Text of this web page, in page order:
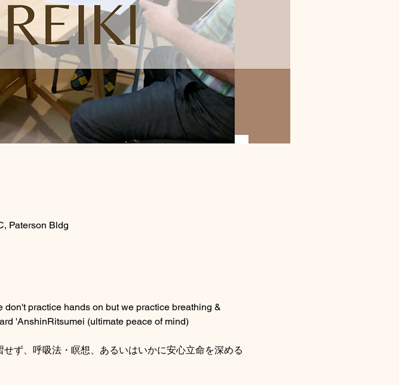
Paterson Bldg
practice hands on but we practice breathing &
'AnshinRitsumei (ultimate peace of mind)
ず、呼吸法・瞑想、あるいはいかに安心立命を深める